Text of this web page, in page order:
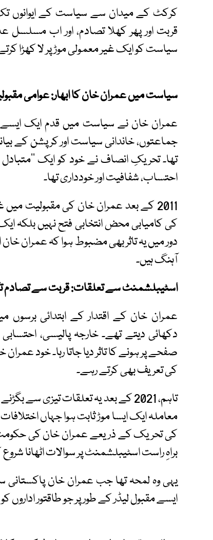
کرکٹ کے میدان سے سیاست کے ایوانوں
قربت اور پھر کھلا تصادم، اور اب مسلسل
سیاست کو ایک غیر معمولی موڑ پر لا کھڑا
سیاست میں عمران خان کا ابھار: عوامی
عمران خان نے سیاست میں قدم ایک
جماعتوں، خاندانی سیاست اور کرپشن کے
تھا۔ تحریکِ انصاف نے خود کو ایک
احتساب، شفافیت اور خودداری تھا۔
کی کامیابی محض انتخابی فتح نہیں بلکہ
دور میں یہ تاثر بھی مضبوط ہوا کہ عمران
آہنگ ہیں۔
اسٹیبلشمنٹ سے تعلقات: قربت سے
عمران خان کے اقتدار کے ابتدائی
دکھائی دیتے تھے۔ خارجہ پالیسی،
صفحے پر ہونے کا تاثر دیا جاتا رہا۔ خود
کی تعریف بھی کرتے رہے۔
تاہم، 2021 کے بعد یہ تعلقات تیزی
کی تحریک کے ذریعے عمران خان کی حکومت
براہِ راست اسٹیبلشمنٹ پر سوالات اٹھانا
یہی وہ لمحہ تھا جب عمران خان
ایسے مقبول لیڈر کے طور پر جو طاقتور اداروں کو